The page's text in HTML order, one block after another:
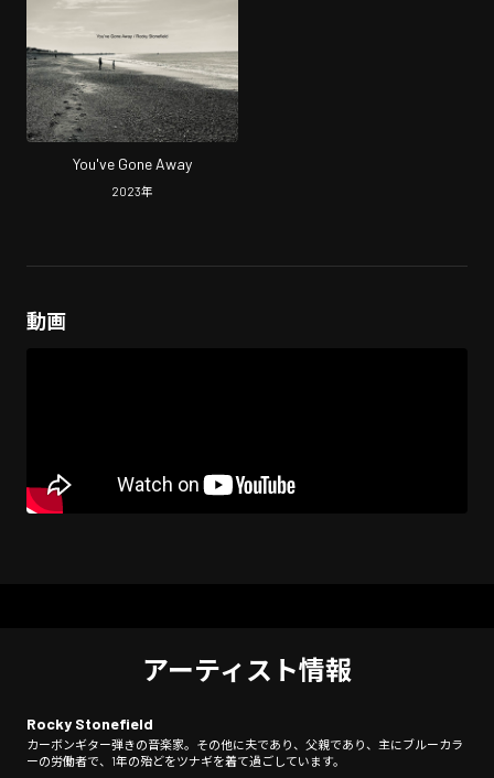
You've Gone Away
2023年
動画
アーティスト情報
Rocky Stonefield
カーボンギター弾きの音楽家。その他に夫であり、父親であり、主にブルーカラ
ーの労働者で、1年の殆どをツナギを着て過ごしています。